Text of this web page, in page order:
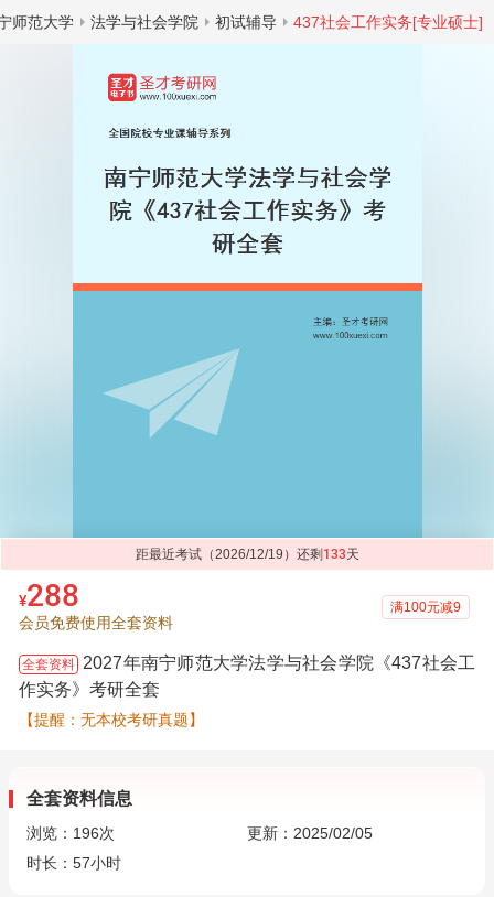
师范大学 法学与社会学院 初试辅导 437社会工作实务[专业硕士]
距最近考试（2026/12/19）还剩 133天
¥288
会员免费使用全套资料
满100元减9
全套资料 2027年南宁师范大学法学与社会学院《437社会工
作实务》考研全套
【提醒：无本校考研真题】
全套资料信息
浏览： 196次
更新：2025/02/05
时长：57小时